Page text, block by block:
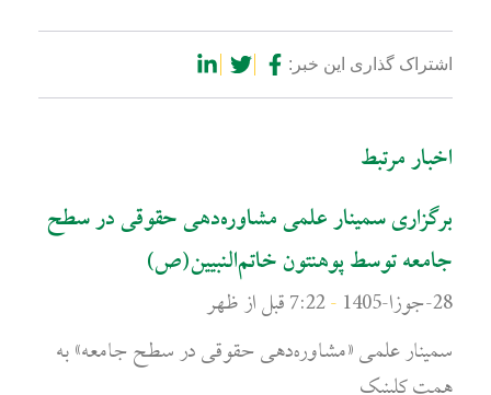
اشتراک گذاری این خبر:
اخبار مرتبط
برگزاری سمینار علمی مشاوره‌دهی حقوقی در سطح
جامعه توسط پوهنتون خاتم‌النبیین(ص)
28-جوزا-1405
7:22 قبل از ظهر
سمینار علمی «مشاوره‌دهی حقوقی در سطح جامعه» به